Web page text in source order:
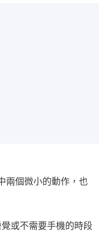
兩個微小的動作，也
或不需要手機的時段